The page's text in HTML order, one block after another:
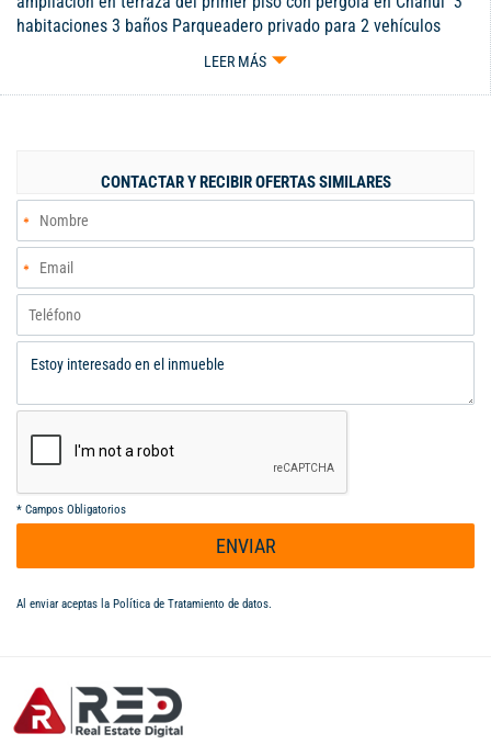
habitaciones 3 baños Parqueadero privado para 2 vehículos
Estrato 5 Moderna cocina integral, patio amplio, zona de ropas
porcelanato. Unidad residencial con piscina, cancha múltiple y
LEER MÁS
CONTACTAR Y RECIBIR OFERTAS SIMILARES
* Campos Obligatorios
ENVIAR
Al enviar aceptas la Política de Tratamiento de datos.